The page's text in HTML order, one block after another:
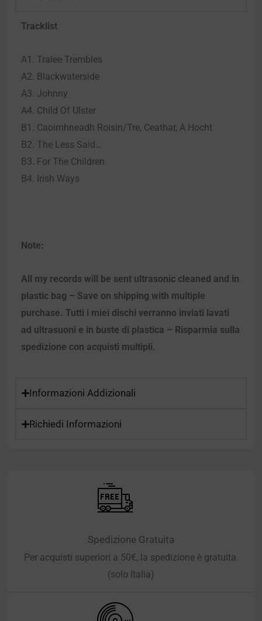
Tracklist
A1. Tralee Trembles
A2. Blackwaterside
A3. Johnny
A4. Child Of Ulster
B1. Caoimhneadh Roisin/Tre, Ceathar, A Hocht
B2. The Less Said…
B3. For The Children
B4. Irish Ways
Note:
All my records will be sent ultrasonic cleaned and in
plastic bag – Save on shipping with multiple
purchase. Tutti i miei dischi verranno inviati lavati
ad ultrasuoni e in buste di plastica – Risparmia sulla
spedizione con acquisti multipli.
Informazioni Addizionali
Richiedi Informazioni
Spedizione Gratuita
Per acquisti superiori a 50€, la spedizione è gratuita.
(solo Italia)